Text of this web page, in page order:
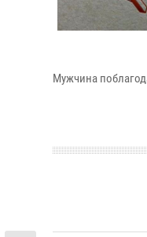
Мужчина